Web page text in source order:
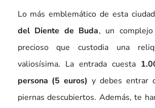
Lo más emblemático de esta
del Diente de Buda, un complejo
precioso que custodia una
valiosísima. La entrada cuesta
persona (5 euros) y debes entrar
piernas descubiertos. Además, te